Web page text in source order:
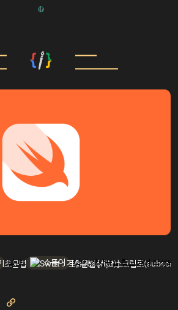
님과 소들이 님의 게시글을 참고하여 작성되
